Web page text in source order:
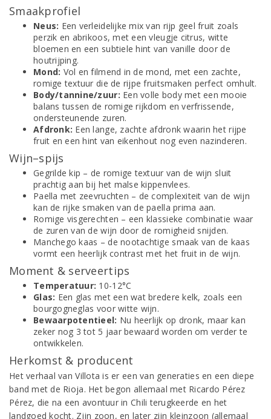
Smaakprofiel
Neus: Een verleidelijke mix van rijp geel fruit zoals
perzik en abrikoos, met een vleugje citrus, witte
bloemen en een subtiele hint van vanille door de
houtrijping.
Mond: Vol en filmend in de mond, met een zachte,
romige textuur die de rijpe fruitsmaken perfect omhult.
Body/tannine/zuur: Een volle body met een mooie
balans tussen de romige rijkdom en verfrissende,
ondersteunende zuren.
Afdronk: Een lange, zachte afdronk waarin het rijpe
fruit en een hint van eikenhout nog even nazinderen.
Wijn–spijs
Gegrilde kip – de romige textuur van de wijn sluit
prachtig aan bij het malse kippenvlees.
Paella met zeevruchten – de complexiteit van de wijn
kan de rijke smaken van de paella prima aan.
Romige visgerechten – een klassieke combinatie waar
de zuren van de wijn door de romigheid snijden.
Manchego kaas – de nootachtige smaak van de kaas
vormt een heerlijk contrast met het fruit in de wijn.
Moment & serveertips
Temperatuur: 10-12°C
Glas: Een glas met een wat bredere kelk, zoals een
bourgogneglas voor witte wijn.
Bewaarpotentieel: Nu heerlijk op dronk, maar kan
zeker nog 3 tot 5 jaar bewaard worden om verder te
ontwikkelen.
Herkomst & producent
Het verhaal van Villota is er een van generaties en een diepe
band met de Rioja. Het begon allemaal met Ricardo Pérez
Pérez, die na een avontuur in Chili terugkeerde en het
landgoed kocht. Zijn zoon, en later zijn kleinzoon (allemaal